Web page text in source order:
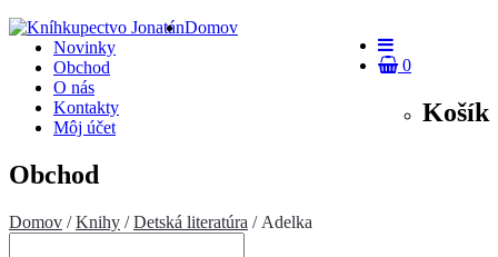
0
Košík
Domov
Novinky
Obchod
O nás
Kontakty
Môj účet
Obchod
Domov /Knihy /Detská literatúra / Adelka